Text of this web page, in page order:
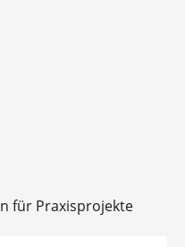
für Praxisprojekte